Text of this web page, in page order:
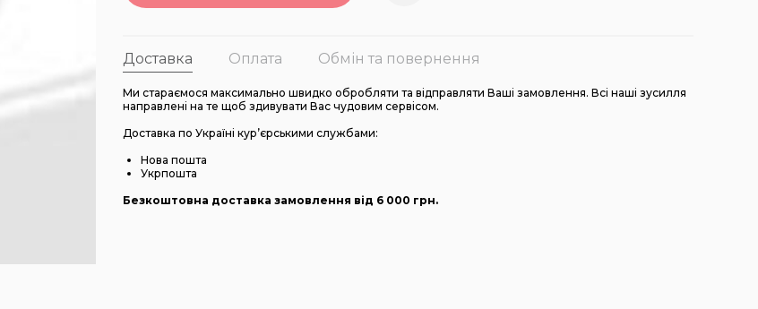
Доставка Оплата Обмін та повернення
Ми стараємося максимально швидко обробляти та відправляти Ваші замовлення. Всі наші зусилля
направлені на те щоб здивувати Вас чудовим сервісом.
Доставка по Україні кур’єрськими службами:
Нова пошта
Укрпошта
Безкоштовна доставка замовлення від 6 000 грн.